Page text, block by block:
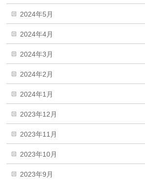
2024年5月
2024年4月
2024年3月
2024年2月
2024年1月
2023年12月
2023年11月
2023年10月
2023年9月